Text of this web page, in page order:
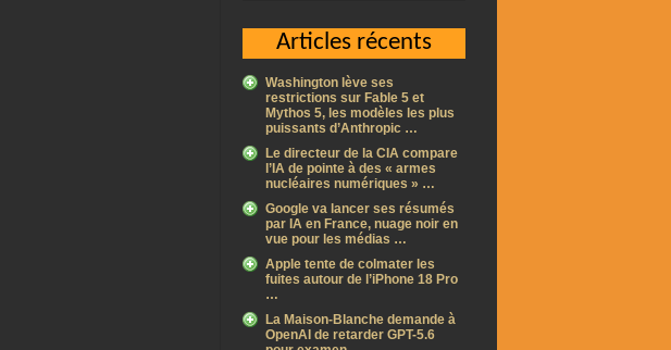
Articles récents
Washington lève ses
restrictions sur Fable 5 et
Mythos 5, les modèles les plus
puissants d’Anthropic …
Le directeur de la CIA compare
l’IA de pointe à des « armes
nucléaires numériques » …
Google va lancer ses résumés
par IA en France, nuage noir en
vue pour les médias …
Apple tente de colmater les
fuites autour de l’iPhone 18 Pro
…
La Maison-Blanche demande à
OpenAI de retarder GPT-5.6